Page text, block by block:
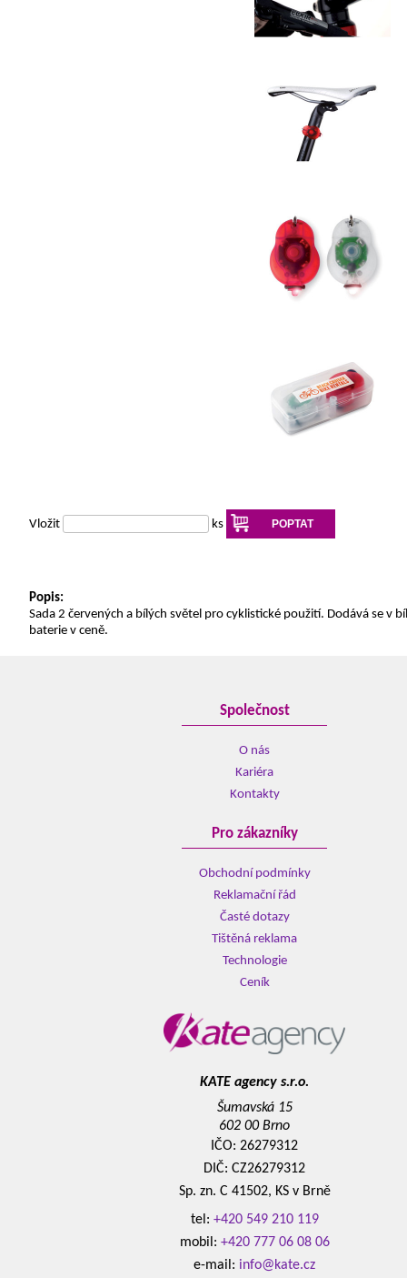
Vložit ks POPTAT
Popis:
Sada 2 červených a bílých světel pro cyklistické použití. Dodává se v
baterie v ceně.
Společnost
O nás
Kariéra
Kontakty
Pro zákazníky
Obchodní podmínky
Reklamační řád
Časté dotazy
Tištěná reklama
Technologie
Ceník
KATE agency s.r.o.
Šumavská 15
602 00 Brno
IČO: 26279312
DIČ: CZ26279312
Sp. zn. C 41502, KS v Brně
tel: +420 549 210 119
mobil: +420 777 06 08 06
e-mail: info@kate.cz